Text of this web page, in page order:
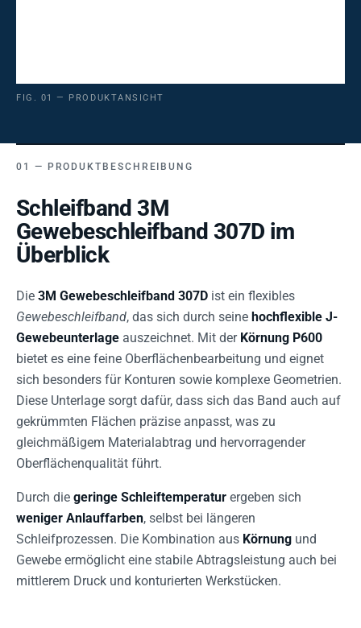
FIG. 01 — PRODUKTANSICHT
PRODUKTBESCHREIBUNG
Schleifband 3M
Gewebeschleifband 307D im
Überblick
Die 3M Gewebeschleifband 307D ist ein flexibles
Gewebeschleifband, das sich durch seine hochflexible J-
Gewebeunterlage auszeichnet. Mit der Körnung P600
bietet es eine feine Oberflächenbearbeitung und eignet
sich besonders für Konturen sowie komplexe Geometrien.
Diese Unterlage sorgt dafür, dass sich das Band auch auf
gekrümmten Flächen präzise anpasst, was zu
gleichmäßigem Materialabtrag und hervorragender
Oberflächenqualität führt.
Durch die geringe Schleiftemperatur ergeben sich
weniger Anlauffarben, selbst bei längeren
Schleifprozessen. Die Kombination aus Körnung und
Gewebe ermöglicht eine stabile Abtragsleistung auch bei
mittlerem Druck und konturierten Werkstücken.